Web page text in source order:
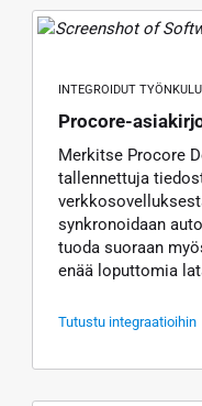
INTEGROIDUT
Procore-
Merkitse Procore
tallennettuja
synkronoidaan
tuoda suoraan
enää loputtomia
Tutustu integraatioihin